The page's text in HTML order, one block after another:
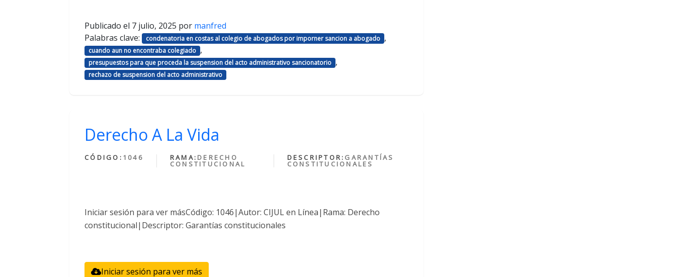
Publicado el 7 julio, 2025 por manfred
Palabras clave:
condenatoria en costas al colegio de abogados por imporner sancion a abogado ,
cuando aun no encontraba colegiado ,
presupuestos para que proceda la suspension del acto administrativo sancionatorio ,
rechazo de suspension del acto administrativo
Derecho A La Vida
CÓDIGO: 1046 RAMA: DERECHO
CONSTITUCIONAL
DESCRIPTOR: GARANTÍAS
CONSTITUCIONALES
Iniciar sesión para ver másCódigo: 1046|Autor: CIJUL en Línea|Rama: Derecho
constitucional|Descriptor: Garantías constitucionales
Iniciar sesión para ver más